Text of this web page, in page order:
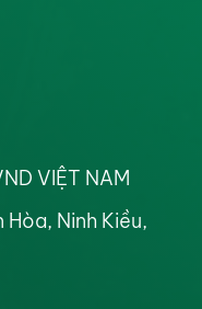
VIỆT NAM
Ninh Kiều,